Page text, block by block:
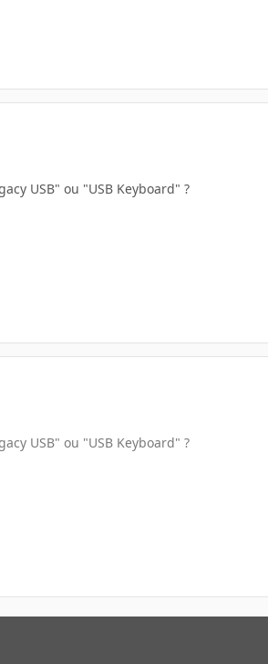
USB" ou "USB Keyboard" ?
USB" ou "USB Keyboard" ?